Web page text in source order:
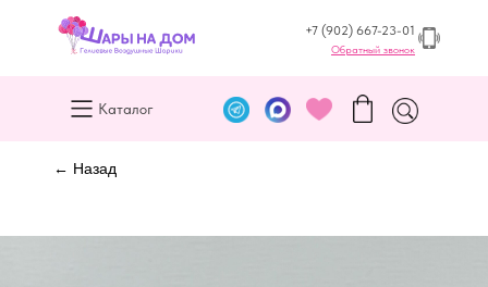
+7 (902) 667-23-01
Обратный звонок
Каталог
← Назад